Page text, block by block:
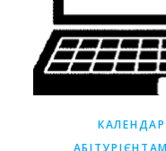
АБІТУРІЄНТАМ